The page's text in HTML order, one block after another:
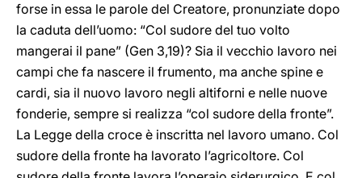
forse in essa le parole del Creatore, pronunziate dopo
la caduta dell’uomo: “Col sudore del tuo volto
mangerai il pane” (Gen 3,19)? Sia il vecchio lavoro nei
campi che fa nascere il frumento, ma anche spine e
cardi, sia il nuovo lavoro negli altiforni e nelle nuove
fonderie, sempre si realizza “col sudore della fronte”.
La Legge della croce è inscritta nel lavoro umano. Col
sudore della fronte ha lavorato l’agricoltore. Col